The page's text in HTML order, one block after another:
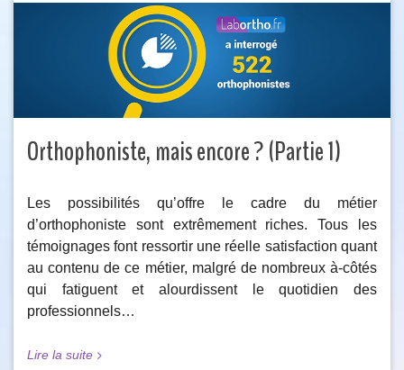
Orthophoniste, mais encore ? (Partie 1)
Les possibilités qu’offre le cadre du métier
d’orthophoniste sont extrêmement riches. Tous les
témoignages font ressortir une réelle satisfaction quant
au contenu de ce métier, malgré de nombreux à-côtés
qui fatiguent et alourdissent le quotidien des
professionnels…
Lire la suite